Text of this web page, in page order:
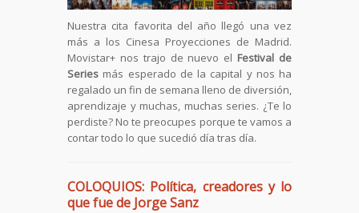
Nuestra cita favorita del año llegó una vez
más a los Cinesa Proyecciones de Madrid.
Movistar+ nos trajo de nuevo el Festival de
Series más esperado de la capital y nos ha
regalado un fin de semana lleno de diversión,
aprendizaje y muchas, muchas series. ¿Te lo
perdiste? No te preocupes porque te vamos a
contar todo lo que sucedió día tras día.
COLOQUIOS: Política, creadores y lo
que fue de Jorge Sanz